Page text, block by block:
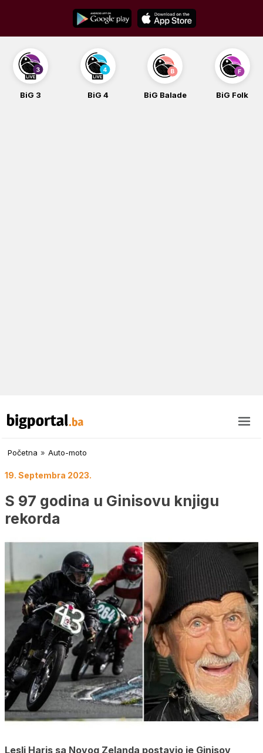
content
BiG 3 BiG 4 BiG Balade BiG Folk
Početna » Auto-moto
19. Septembra 2023.
S 97 godina u Ginisovu knjigu
rekorda
Lesli Haris sa Novog Zelanda postavio je Ginisov